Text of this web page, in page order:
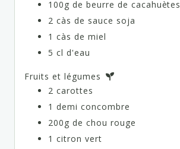
100g de beurre de cacahuètes
2 càs de sauce soja
1 càs de miel
5 cl d'eau
Fruits et légumes
2 carottes
1 demi concombre
200g de chou rouge
1 citron vert